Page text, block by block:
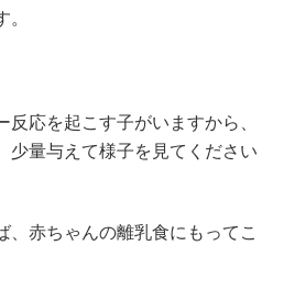
反応を起こす子がいますから、
少量与えて様子を見てください
、赤ちゃんの離乳食にもってこ